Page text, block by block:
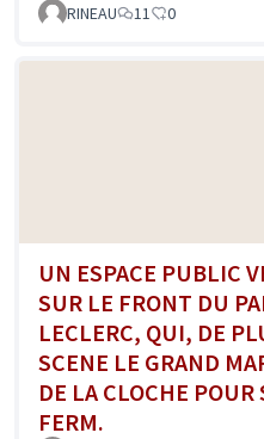
RINEAU
11 0
UN ESPACE PUBLIC
SUR LE FRONT DU
LECLERC, QUI, DE
SCENE LE GRAND
DE LA CLOCHE POUR
FERM.